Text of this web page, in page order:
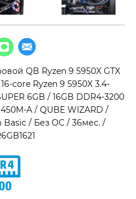
Тип накопителя
SSD
HDD
SSD + HDD
CPU
QB Ryzen 9 5950X GTX
core Ryzen 9 5950X 3.4-
6GB / 16GB DDR4-3200
A / QUBE WIZARD /
/ Без ОС / 36мес. /